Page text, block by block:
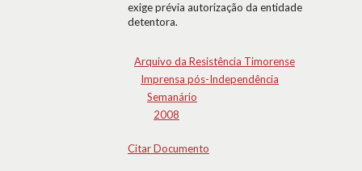
exige prévia autorização da entidade
detentora.
Arquivo da Resistência Timorense
Imprensa pós-Independência
Semanário
2008
Citar Documento